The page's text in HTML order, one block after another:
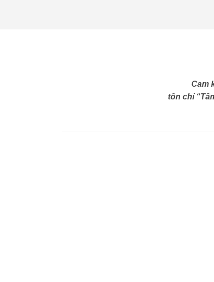
Cam
tôn chỉ